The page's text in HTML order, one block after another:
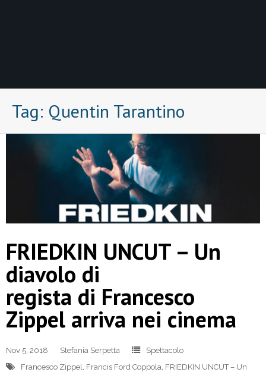
Tag: Quentin Tarantino
FRIEDKIN UNCUT – Un
diavolo di
regista di Francesco
Zippel arriva nei cinema
Nov 5, 2018 Stefania Serpetta
Spettacolo
Francesco Zippel Francis Ford Coppola FRIEDKIN UNCUT – Un